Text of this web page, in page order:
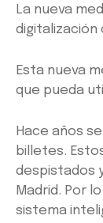
La nueva
digitalización
Esta nueva
que pueda
Hace años
billetes.
despistados
Madrid. Por
sistema